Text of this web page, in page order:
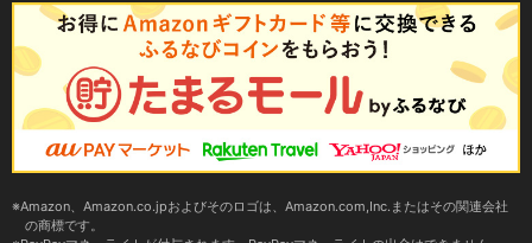
Amazon、Amazon.co.jpおよびそのロゴは、Amazon.com,Inc.またはその関連会社
の商標です。